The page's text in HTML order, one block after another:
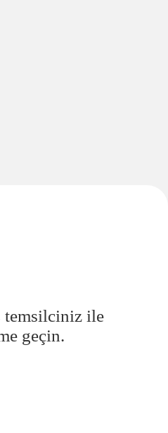
temsilciniz ile
geçin.